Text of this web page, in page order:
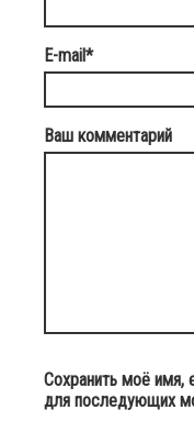
E-mail*
Ваш комментарий
Сохранить моё имя,
для последующих